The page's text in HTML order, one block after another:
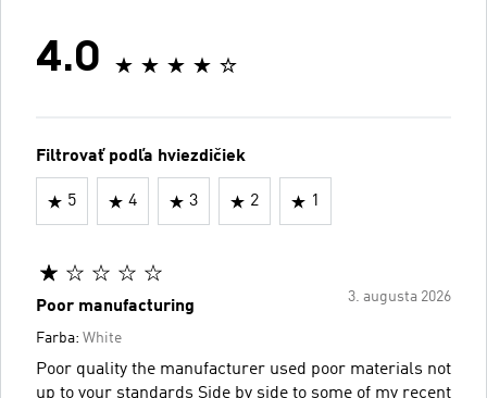
4.0
Filtrovať podľa hviezdičiek
5 4 3 2 1
3. augusta 2026
Poor manufacturing
Farba: White
Poor quality the manufacturer used poor materials not
up to your standards Side by side to some of my recent